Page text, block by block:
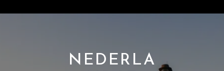
Button
NEDERLA